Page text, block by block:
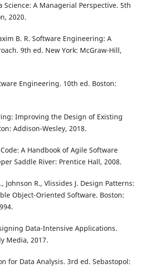
Science: A Managerial Perspective. 5th
2020.
B. R. Software Engineering: A
9th ed. New York: McGraw-Hill,
Engineering. 10th ed. Boston:
Improving the Design of Existing
Addison-Wesley, 2018.
A Handbook of Agile Software
Saddle River: Prentice Hall, 2008.
Johnson R., Vlissides J. Design Patterns:
Object-Oriented Software. Boston:
Data-Intensive Applications.
Media, 2017.
for Data Analysis. 3rd ed. Sebastopol: